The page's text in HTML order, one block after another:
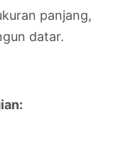
panjang,
datar.